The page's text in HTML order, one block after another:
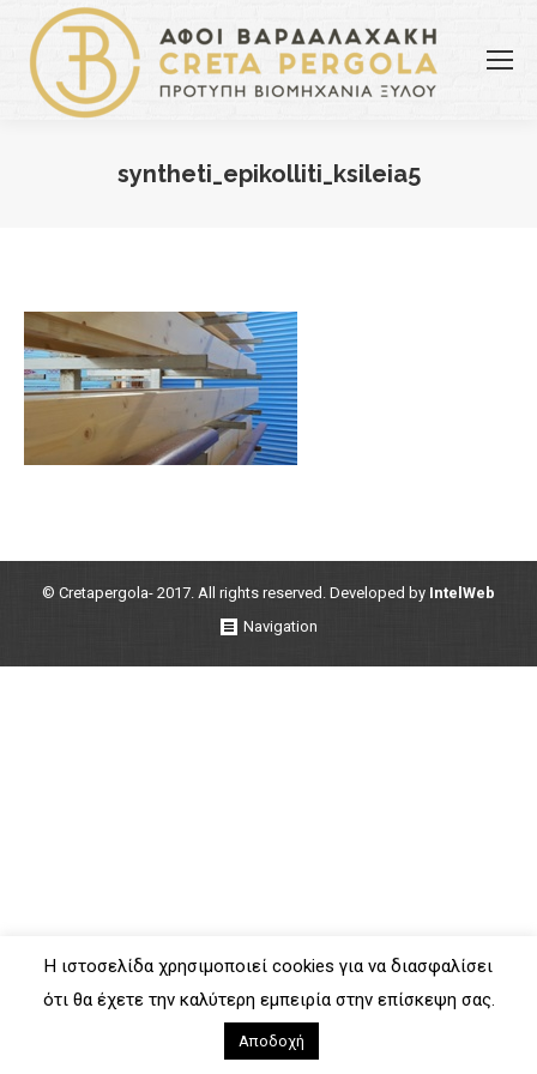
syntheti_epikolliti_ksileia5
© Cretapergola- 2017. All rights reserved. Developed by IntelWeb
Navigation
Η ιστοσελίδα χρησιμοποιεί cookies για να διασφαλίσει
ότι θα έχετε την καλύτερη εμπειρία στην επίσκεψη σας.
Αποδοχή